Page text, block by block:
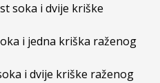
soka i dvije kriške
i jedna kriška raženog
i dvije kriške raženog